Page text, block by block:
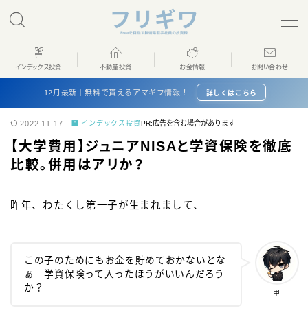
MENU
ホーム
不動産投資
お金情報
お問い合わせ
インデックス投資 不動産投資 お金情報 お問い合わせ
12月最新｜無料で貰えるアマギフ情報！ 詳しくはこちら
2022.11.17 インデックス投資PR:広告を含む場合があります
【大学費用】ジュニアNISAと学資保険を徹底
比較。併用はアリか？
昨年、わたくし第一子が生まれまして、
甲
この子のためにもお金を貯めておかないとな
ぁ…学資保険って入ったほうがいいんだろう
か？